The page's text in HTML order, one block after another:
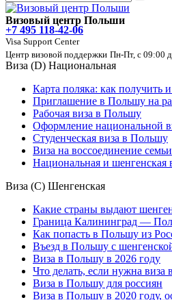
Визовый центр Польши
+7 495 118-42-06
Visa Support Center
Центр визовой поддержки Пн-Пт, с 09:00
Виза (D) Национальная
Карта поляка: как получить
Приглашение в Польшу на
Рабочая виза в Польшу
Оформление национальной
Студенческая виза в Польшу
Виза на воссоединение семьи
Национальная и
Виза (С) Шенгенская
Какие страны выдают
Граница Калининград —
Как попасть в Польшу из
Въезд в Польшу с
Виза в Польшу в 2026 году
Что делать, если нужна виза
Виза в Польшу для россиян
Виза в Польшу в 2020 году,